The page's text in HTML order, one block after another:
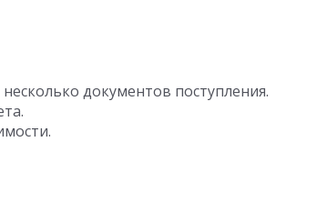
документов поступления.